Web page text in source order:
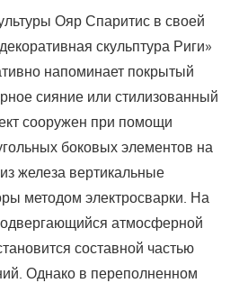
Ояр Спаритис в своей
скульптура Риги»
напоминает покрытый
сияние или стилизованный
сооружен при помощи
боковых элементов на
железа вертикальные
методом электросварки. На
атмосферной
составной частью
Однако в переполненном